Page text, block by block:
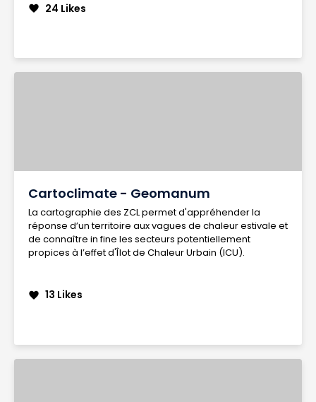
favorite 24 Likes
Cartoclimate - Geomanum
La cartographie des ZCL permet d'appréhender la
réponse d’un territoire aux vagues de chaleur estivale et
de connaître in fine les secteurs potentiellement
propices à l’effet d'Îlot de Chaleur Urbain (ICU).
favorite 13 Likes